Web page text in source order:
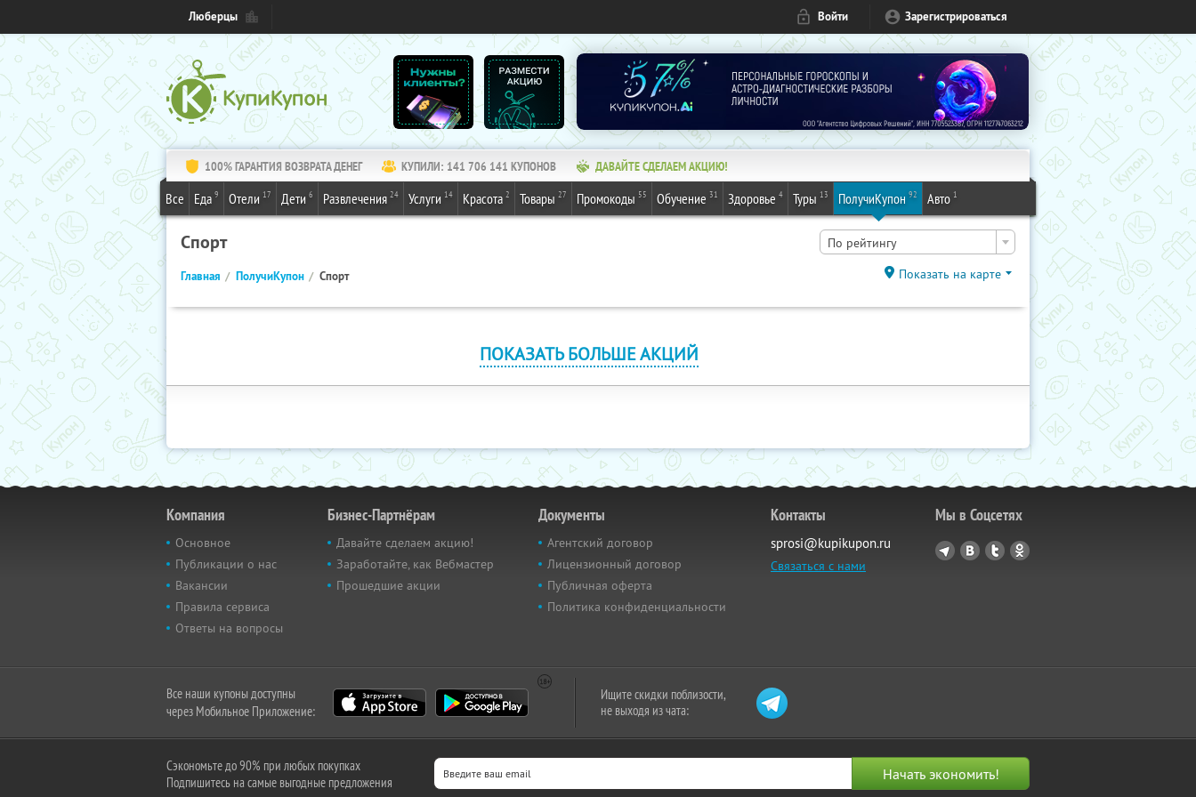
Люберцы Войти Зарегистрироваться
100% ГАРАНТИЯ ВОЗВРАТА ДЕНЕГ КУПИЛИ: 141 706 141 КУПОНОВ ДАВАЙТЕ СДЕЛАЕМ АКЦИЮ!
Все Еда 9 Отели 17 Дети 6 Развлечения 24 Услуги 14 Красота 2 Товары 27 Промокоды 55 Обучение 31 Здоровье 4 Туры 13 ПолучиКупон 92 Авто 1
Спорт По рейтингу
Главная ПолучиКупон Спорт Показать на карте
ПОКАЗАТЬ БОЛЬШЕ АКЦИЙ
Компания
Основное
Публикации о нас
Вакансии
Правила сервиса
Ответы на вопросы
Бизнес-Партнёрам
Давайте сделаем акцию!
Заработайте, как Вебмастер
Прошедшие акции
Документы
Агентский договор
Лицензионный договор
Публичная оферта
Политика конфиденциальности
Контакты
sprosi@kupikupon.ru
Связаться с нами
Мы в Соцсетях
Все наши купоны доступны
через Мобильное Приложение:
Ищите скидки поблизости,
не выходя из чата:
Сэкономьте до 90% при любых покупках
Подпишитесь на самые выгодные предложения